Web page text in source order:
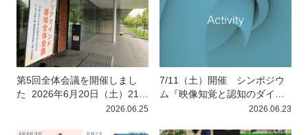
第5回全体会議を開催しまし
た
2026年6月20日（土）21日
（日）に、京都大学稲盛財団
2026.06.25
7/11（土）開催 シンポジウ
ム『映像知覚と認知のダイナ
ミクス：シーン知覚とイベン
2026.06.23